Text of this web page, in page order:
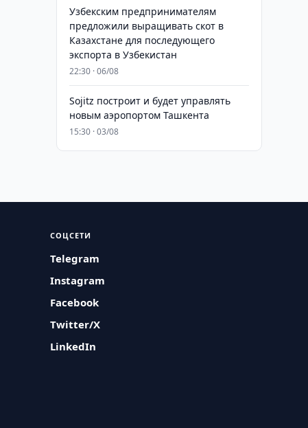
Узбекским предпринимателям
предложили выращивать скот в
Казахстане для последующего
экспорта в Узбекистан
22:30 · 06/08
Sojitz построит и будет управлять
новым аэропортом Ташкента
15:30 · 03/08
СОЦСЕТИ
Telegram
Instagram
Facebook
Twitter/X
LinkedIn